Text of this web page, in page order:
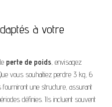
à votre
perte de poids, envisagez
vous souhaitiez perdre 3 kg, 6
une structure, assurant
définies. Ils incluent souvent